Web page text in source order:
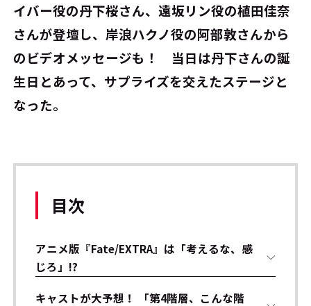
イバー役の丹下桜さん、遠坂リン役の植田佳奈
さんが登壇し、岸浪ハクノ役の阿部敦さんから
のビデオメッセージも！ 当日は丹下さんの誕
生日とあって、サプライズを交えたステージと
なった。
目次
アニメ版『Fate/EXTRA』は「考えるな、感
じろ」!?
キャストが大予想！ 「第4階層、こんな階